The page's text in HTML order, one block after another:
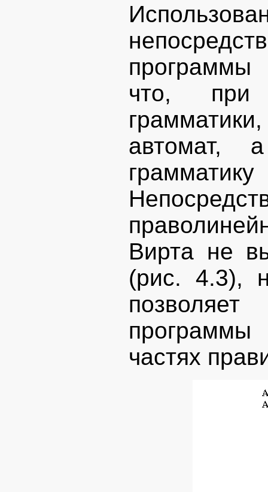
программы
что, при
автомат,
Вирта не
(рис. 4.3),
частях